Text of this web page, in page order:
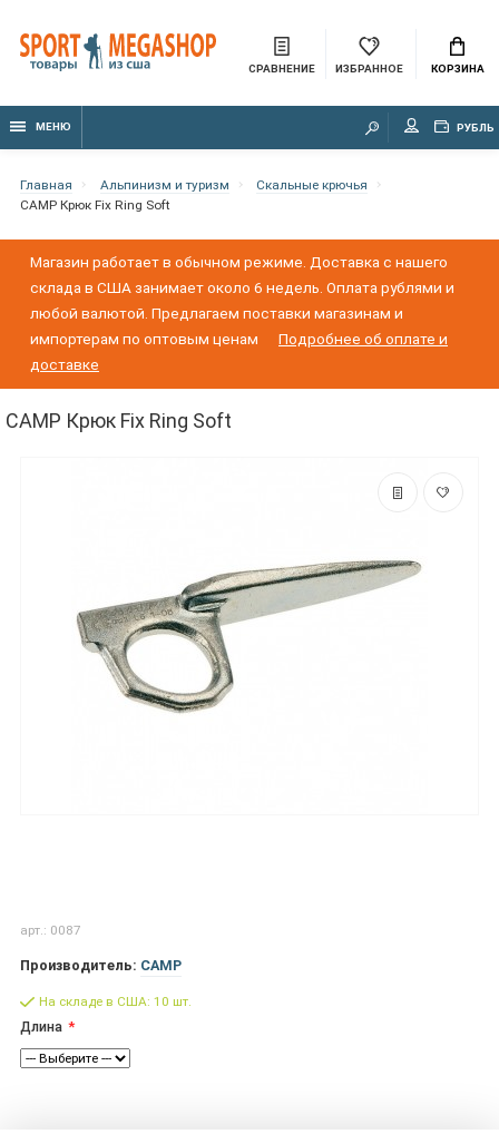
СРАВНЕНИЕ ИЗБРАННОЕ КОРЗИНА
МЕНЮ РУБЛЬ
Главная Альпинизм и туризм
Скальные крючья
CAMP Крюк Fix Ring Soft
Магазин работает в обычном режиме. Доставка с нашего
склада в США занимает около 6 недель. Оплата рублями и
любой валютой. Предлагаем поставки магазинам и
импортерам по оптовым ценам
Подробнее об оплате и
доставке
CAMP Крюк Fix Ring Soft
арт.: 0087
Производитель: CAMP
На складе в США: 10 шт.
Длина